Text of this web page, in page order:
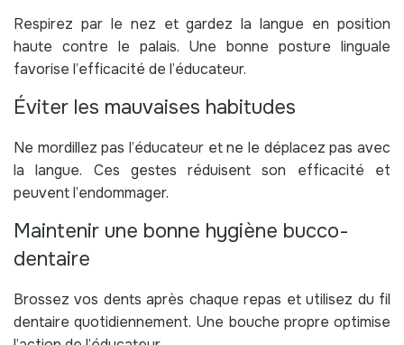
Respirez par le nez et gardez la langue en position
haute contre le palais. Une bonne posture linguale
favorise l’efficacité de l’éducateur.
Éviter les mauvaises habitudes
Ne mordillez pas l’éducateur et ne le déplacez pas avec
la langue. Ces gestes réduisent son efficacité et
peuvent l’endommager.
Maintenir une bonne hygiène bucco-
dentaire
Brossez vos dents après chaque repas et utilisez du fil
dentaire quotidiennement. Une bouche propre optimise